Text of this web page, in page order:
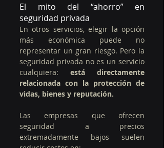
El mito del “ahorro” en
seguridad privada
En otros servicios, elegir la opción
más económica puede no
representar un gran riesgo. Pero la
seguridad privada no es un servicio
cualquiera: está directamente
relacionada con la protección de
vidas, bienes y reputación.
Las empresas que ofrecen
seguridad a precios
extremadamente bajos suelen